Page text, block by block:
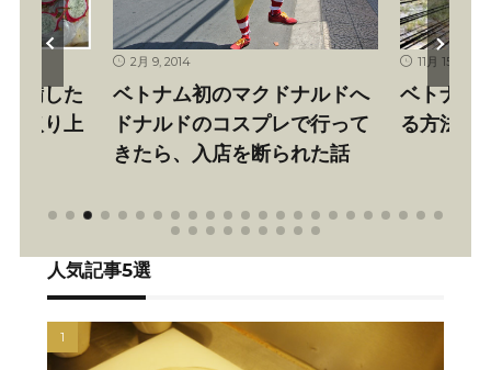
ドナルドへ
レで行って
11月 15, 2012
ベトナムでダチョウに絶対乗
る方法
ダナ
神々
人気記事5選